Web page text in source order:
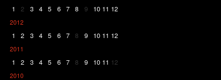
1 2 3 4 5 6 7 8 9 10 11 12
2012
1 2 3 4 5 6 7 8 9 10 11 12
2011
1 2 3 4 5 6 7 8 9 10 11 12
2010